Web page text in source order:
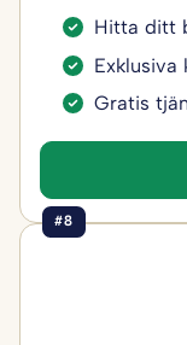
Hitta ditt
Exklusiva
Gratis
#8